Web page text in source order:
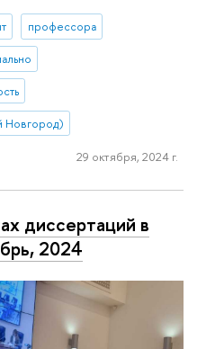
профессора
Новгород)
29 октября, 2024 г.
диссертаций в
2024